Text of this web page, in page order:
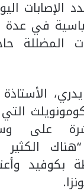
في عدة
المضللة
على
بكوفيد